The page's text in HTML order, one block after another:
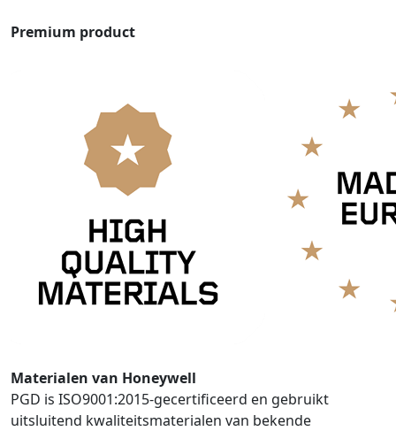
Premium product
Materialen van Honeywell
PGD is ISO9001:2015-gecertificeerd en gebruikt
uitsluitend kwaliteitsmaterialen van bekende